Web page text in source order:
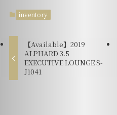
inventory
【Available】2019
ALPHARD 3.5
EXECUTIVE LOUNGE S-
J1041